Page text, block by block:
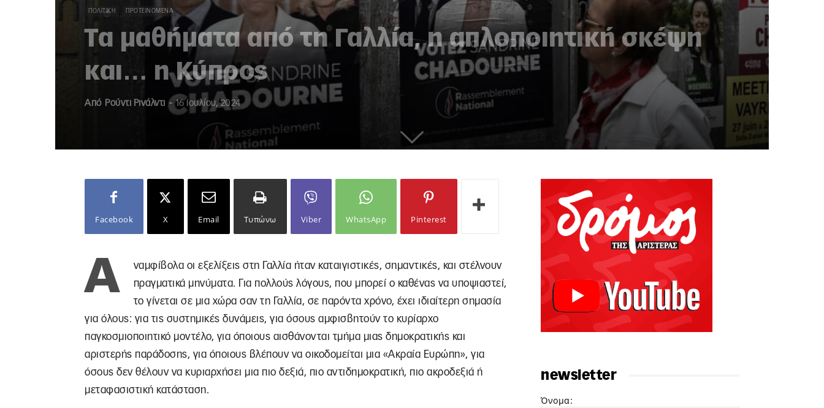
ΠΟΛΙΤΙΚΉ ΠΡΟΤΕΙΝΌΜΕΝΑ
Τα μαθήματα από τη Γαλλία, η απλοποιητική σκέψη
και… η Κύπρος
Από Ρούντι Ρινάλντι - 16 Ιουλίου, 2024
Facebook X Email Τυπώνω Viber WhatsApp Pinterest
Α
ναμφίβολα οι εξελίξεις στη Γαλλία ήταν καταιγιστικές, σημαντικές, και στέλνουν
πραγματικά μηνύματα. Για πολλούς λόγους, που μπορεί ο καθένας να υποψιαστεί,
το γίνεται σε μια χώρα σαν τη Γαλλία, σε παρόντα χρόνο, έχει ιδιαίτερη σημασία
για όλους: για τις συστημικές δυνάμεις, για όσους αμφισβητούν το κυρίαρχο
παγκοσμιοποιητικό μοντέλο, για όποιους αισθάνονται τμήμα μιας δημοκρατικής και
αριστερής παράδοσης, για όποιους βλέπουν να οικοδομείται μια «Ακραία Ευρώπη», για
όσους δεν θέλουν να κυριαρχήσει μια πιο δεξιά, πιο αντιδημοκρατική, πιο ακροδεξιά ή
μεταφασιστική κατάσταση.
newsletter
Όνομα: